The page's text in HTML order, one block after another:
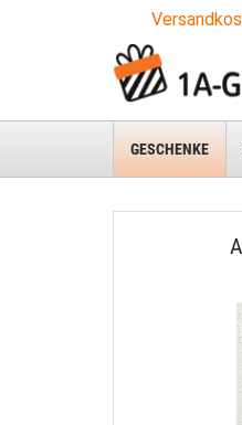
GESCHENKE